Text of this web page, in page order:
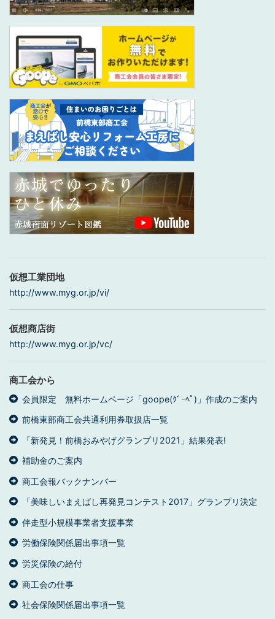
ョ
ン
仮想工業団地
http://www.myg.or.jp/vi/
仮想商店街
http://www.myg.or.jp/vc/
商工会から
会員限定 無料ホームページ「goope(ｸﾞｰﾍﾟ)」作成のご案内
前橋東部商工会共通利用券取扱店一覧
「新発見！前橋おみやげグランプリ2021」結果発表!
補助金のご案内
商工会報バックナンバー
「美味しいまえばし再発見コンテスト2017」グランプリ決定
伴走型小規模事業者支援事業
労働保険関係届出事項一覧
労災保険の給付
商工会の仕事
社会保険関係届出事項一覧